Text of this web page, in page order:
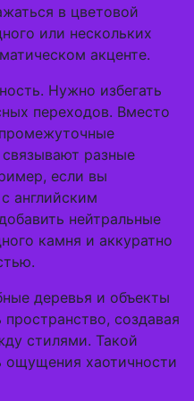
в цветовой
или нескольких
акценте.
Нужно избегать
переходов. Вместо
разные
если вы
английским
нейтральные
камня и аккуратно
деревья и объекты
пространство, создавая
стилями. Такой
ощущения хаотичности